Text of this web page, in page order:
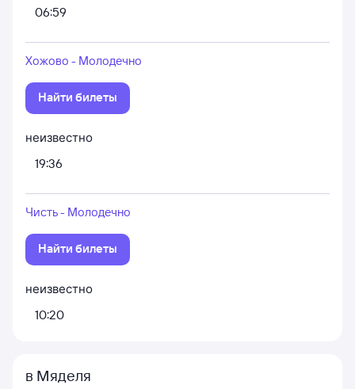
06:59
Хожово - Молодечно
Найти билеты
неизвестно
19:36
Чисть - Молодечно
Найти билеты
неизвестно
10:20
в Мяделя